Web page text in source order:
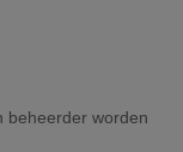
beheerder worden